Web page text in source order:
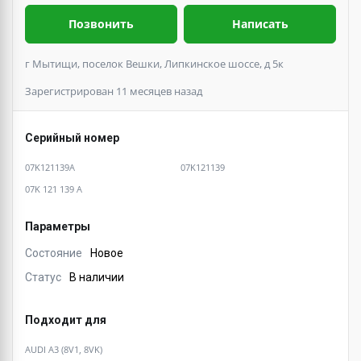
Позвонить Написать
г Мытищи, поселок Вешки, Липкинское шоссе, д 5к
Зарегистрирован 11 месяцев назад
Серийный номер
07K121139A
07K121139
07K 121 139 A
Параметры
Состояние
Новое
Статус
В наличии
Подходит для
AUDI A3 (8V1, 8VK)